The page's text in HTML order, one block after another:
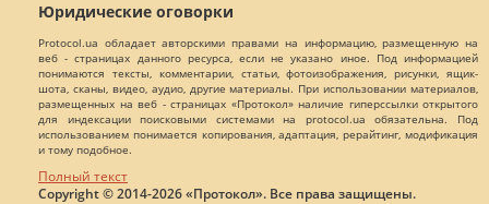
Юридические оговорки
Protocol.ua обладает авторскими правами на информацию, размещенную на
веб - страницах данного ресурса, если не указано иное. Под информацией
понимаются тексты, комментарии, статьи, фотоизображения, рисунки, ящик-
шота, сканы, видео, аудио, другие материалы. При использовании материалов,
размещенных на веб - страницах «Протокол» наличие гиперссылки открытого
для индексации поисковыми системами на protocol.ua обязательна. Под
использованием понимается копирования, адаптация, рерайтинг, модификация
и тому подобное.
Полный текст
Copyright © 2014-2026 «Протокол». Все права защищены.